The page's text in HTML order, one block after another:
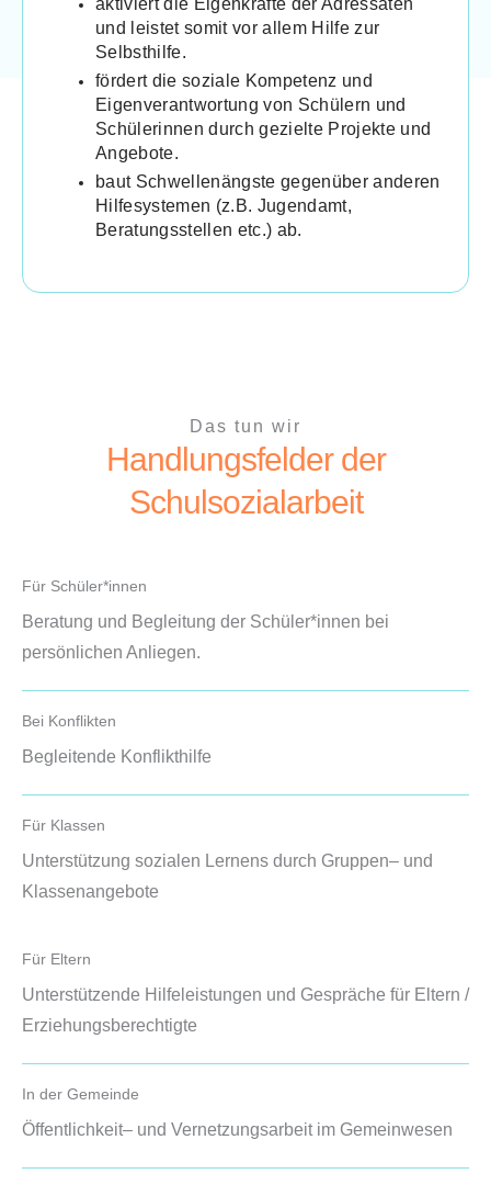
aktiviert die Eigenkräfte der Adressaten
und leistet somit vor allem Hilfe zur
Selbsthilfe.
fördert die soziale Kompetenz und
Eigenverantwortung von Schülern und
Schülerinnen durch gezielte Projekte und
Angebote.
baut Schwellenängste gegenüber anderen
Hilfesystemen (z.B. Jugendamt,
Beratungsstellen etc.) ab.
Das tun wir
Handlungsfelder der
Schulsozialarbeit
Für Schüler*innen
Beratung und Begleitung der Schüler*innen bei
persönlichen Anliegen.
Bei Konflikten
Begleitende Konflikthilfe
Für Klassen
Unterstützung sozialen Lernens durch Gruppen– und
Klassenangebote
Für Eltern
Unterstützende Hilfeleistungen und Gespräche für Eltern /
Erziehungsberechtigte
In der Gemeinde
Öffentlichkeit– und Vernetzungsarbeit im Gemeinwesen